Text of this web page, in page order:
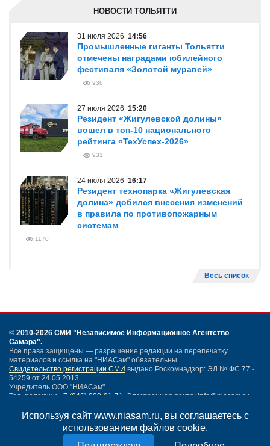
Используя сайт www.niasam.ru, вы соглашаетесь с
использованием файлов cookie.
НОВОСТИ ТОЛЬЯТТИ
31 июля 2026 14:56
Промышленные гиганты Тольятти
отмечены наградами юбилейного
фестиваля «Золотой муравей»
936
27 июля 2026 15:20
Резидент «Жигулевской долины»
вошел в топ-10 национального
рейтинга «ТехУспех-2026»
931
24 июля 2026 16:17
Резидент технопарка «Жигулевская
долина» добился внесения изменений
в правила по противопожарным
системам
1170
Весь список
© 2010-2026 СМИ "Независимое Информационное Агентство
Самара".
Все права защищены — разрешение редакции на перепечатку
материалов и ссылка на "НИАСам" обязательны.
Свидетельство регистрации СМИ выдано Роскомнадзор: ЭЛ № ФС 77 -
54259 от 24.05.2013.
Учредитель ООО "НИАСам".
Тел. редакции +7 (846) 990-91-71. Электронная почта: info@niasam.ru
Написать письмо